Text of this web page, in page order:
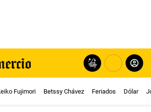
Fujimori Betssy Chávez Feriados Dólar